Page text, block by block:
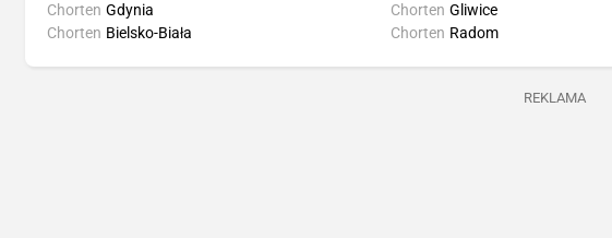
Chorten Gdynia
Chorten Bielsko-Biała
Chorten Gliwice
Chorten Radom
REKLAMA